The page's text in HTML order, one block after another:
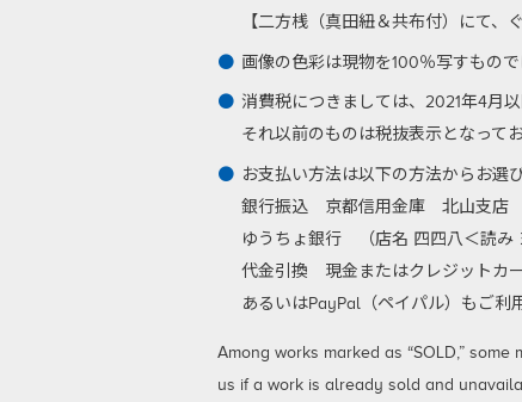
【二方桟（真田紐＆共布付）にて
画像の色彩は現物を100％写すもの
消費税につきましては、2021年4月
それ以前のものは税抜表示となって
お支払い方法は以下の方法からお選
銀行振込 京都信用金庫 北山支店
ゆうちょ銀行 （店名 四四八＜読
代金引換 現金またはクレジットカ
あるいはPayPal（ペイパル）もご利
Among works marked as “SOLD,”
us if a work is already sold and